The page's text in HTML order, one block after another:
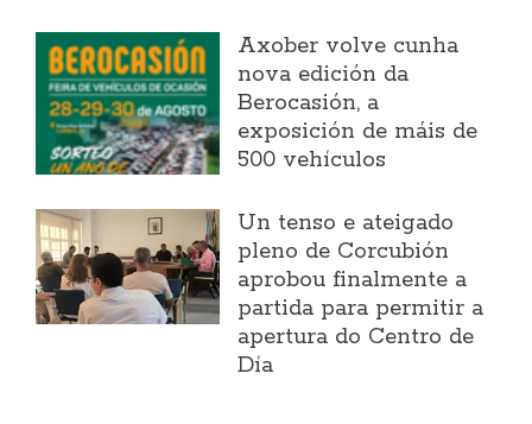
Axober volve cunha
nova edición da
Berocasión, a
exposición de máis de
500 vehículos
Un tenso e ateigado
pleno de Corcubión
aprobou finalmente a
partida para permitir a
apertura do Centro de
Día